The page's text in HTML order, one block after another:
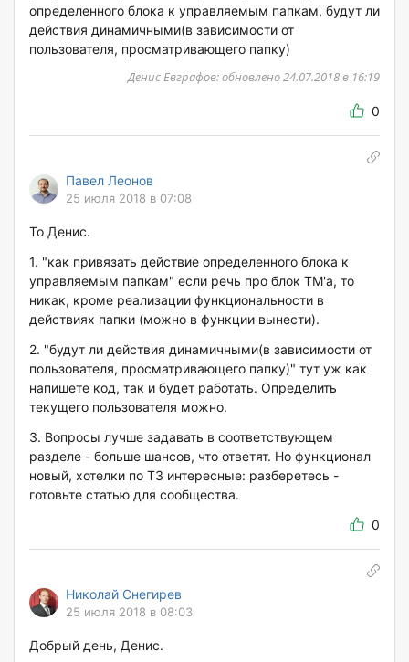
определенного блока к управляемым папкам, будут ли
действия динамичными(в зависимости от
пользователя, просматривающего папку)
Денис Евграфов: обновлено 24.07.2018 в 16:19
0
Павел Леонов
25 июля 2018 в 07:08
To Денис.
1. "как привязать действие определенного блока к
управляемым папкам" если речь про блок ТМ'а, то
никак, кроме реализации функциональности в
действиях папки (можно в функции вынести).
2. "будут ли действия динамичными(в зависимости от
пользователя, просматривающего папку)" тут уж как
напишете код, так и будет работать. Определить
текущего пользователя можно.
3. Вопросы лучше задавать в соответствующем
разделе - больше шансов, что ответят. Но функционал
новый, хотелки по ТЗ интересные: разберетесь -
готовьте статью для сообщества.
0
Николай Снегирев
25 июля 2018 в 08:03
Добрый день, Денис.